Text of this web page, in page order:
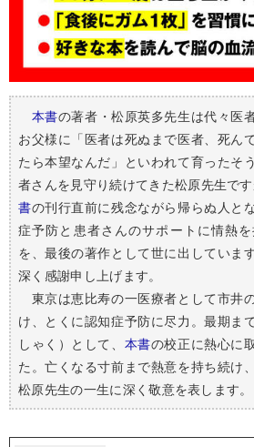
本書の著者・松原英多先生は代々医
お父様に「医者は死ぬまで医者、死ん
たら本望なんだ」といわれて育ったそ
者さんを見守り続けてきた松原先生です
書の刊行直前に残念ながら帰らぬ人と
症予防と患者さんのサポートに情熱
を、最後の著作として世に出していま
深く感謝申し上げます。
東京は恵比寿の一医療者として市井
け、とくに認知症予防に尽力。最期ま
しゃく）として、 本書の校正に熱心に
た。亡くなる寸前まで熱意を持ち続け
松原先生の一生に深く敬意を表します。